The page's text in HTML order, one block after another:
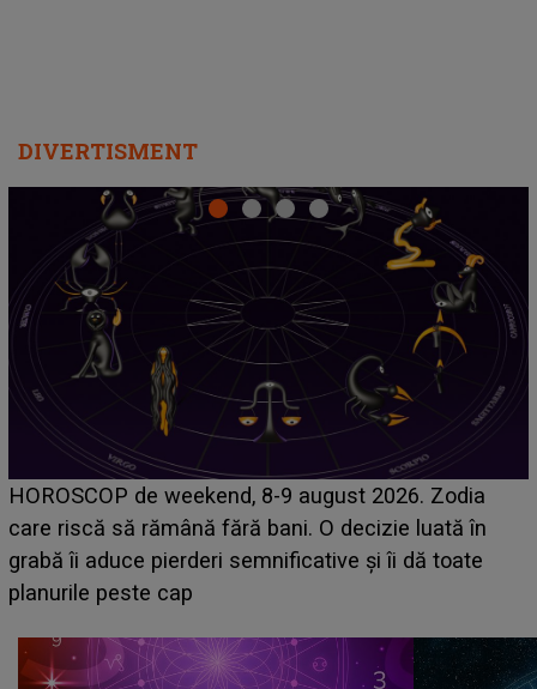
DIVERTISMENT
Emanuel a ținut ACEST DETALIU ASCUNS până
acum! În fața Alexandrei, concurentul din Casa Iubirii
face o MĂRTURISIRE NEAȘTEPTATĂ despre mama
sa: "I-am spus și ei în față, eu nu te iubesc pentru